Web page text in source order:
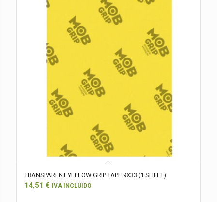
TRANSPARENT YELLOW GRIP TAPE 9X33 (1 SHEET)
14,51 € IVA INCLUIDO